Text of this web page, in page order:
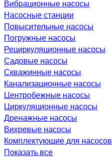
Вибрационные насосы
Насосные станции
Повысительные насосы
Погружные насосы
Рециркуляционные насосы
Садовые насосы
Скважинные насосы
Канализационные насосы
Центробежные насосы
Циркуляционные насосы
Дренажные насосы
Вихревые насосы
Комплектующие для насосов
Показать все